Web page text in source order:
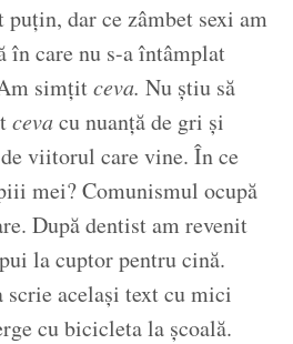
dar ce zâmbet sexi am
în care nu s-a întâmplat
simțitceva. Nu știu să
cevacu nuanță de gri și
viitorul care vine. În ce
mei? Comunismul ocupă
După dentist am revenit
la cuptor pentru cină.
scrie același text cu mici
cu bicicleta la școală.